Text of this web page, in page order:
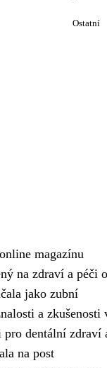
Ostatní
magazínu
na zdraví a péči o
jako zubní
a zkušenosti
dentální zdraví
na post